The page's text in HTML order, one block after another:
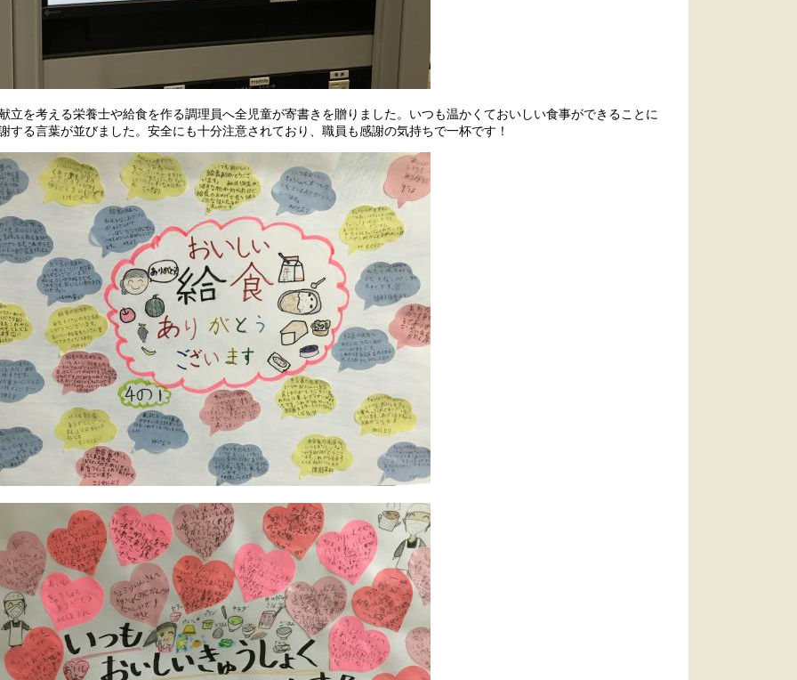
を考える栄養士や給食を作る調理員へ全児童が寄書きを贈りました。いつも温かくておいしい食事ができることに
する言葉が並びました。安全にも十分注意されており、職員も感謝の気持ちで一杯です！